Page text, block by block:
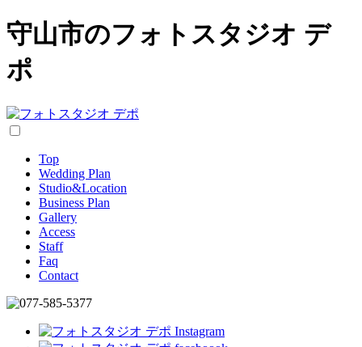
守山市のフォトスタジオ デ
ポ
Top
Wedding Plan
Studio&Location
Business Plan
Gallery
Access
Staff
Faq
Contact